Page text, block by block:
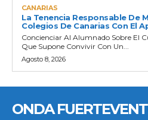
CANARIAS
La Tenencia Responsable De
Colegios De Canarias Con El
Concienciar Al Alumnado Sobre El
Que Supone Convivir Con Un...
Agosto 8, 2026
ONDA